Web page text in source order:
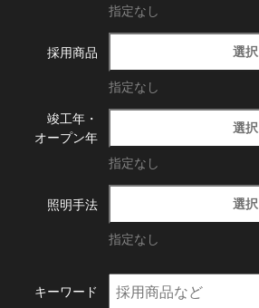
指定なし
採用商品 選択
指定なし
竣工年・
オープン年
選択
指定なし
照明手法 選択
指定なし
キーワード